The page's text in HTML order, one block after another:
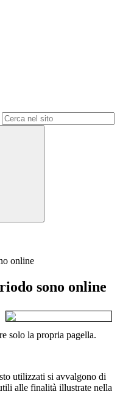
online
sono online
solo la propria pagella.
utilizzati si avvalgono di
alle finalità illustrate nella